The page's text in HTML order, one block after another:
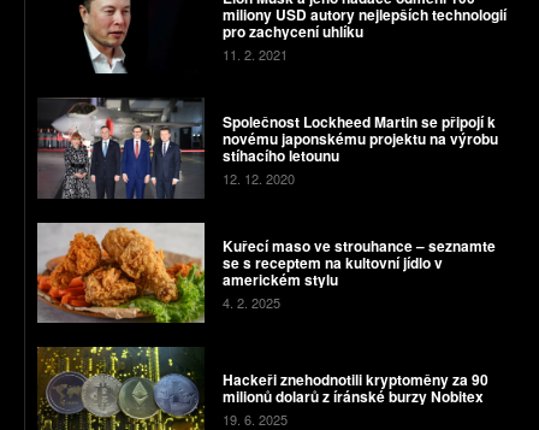
miliony USD autory nejlepších technologií
pro zachycení uhlíku
11. 2. 2021
Společnost Lockheed Martin se připojí k
novému japonskému projektu na výrobu
stíhacího letounu
12. 12. 2020
Kuřecí maso ve strouhance – seznamte
se s receptem na kultovní jídlo v
americkém stylu
4. 2. 2025
Hackeři znehodnotili kryptoměny za 90
milionů dolarů z íránské burzy Nobitex
19. 6. 2025